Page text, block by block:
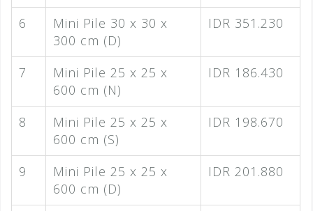
6
Mini Pile 30 x 30 x
300 cm (D)
IDR 351.230
7
Mini Pile 25 x 25 x
600 cm (N)
IDR 186.430
8
Mini Pile 25 x 25 x
600 cm (S)
IDR 198.670
9
Mini Pile 25 x 25 x
600 cm (D)
IDR 201.880